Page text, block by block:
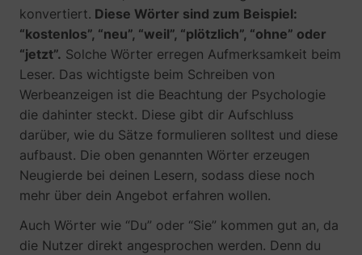
1/i/adsct [x2]
i/adsct [x2] Twitter Inc.
konvertiert. Diese Wörter sind zum Beispiel:
“kostenlos”, “neu”, “weil”, “plötzlich”, “ohne” oder
“jetzt”. Solche Wörter erregen Aufmerksamkeit beim
Leser. Das wichtigste beim Schreiben von
Werbeanzeigen ist die Beachtung der Psychologie
die dahinter steckt. Diese gibt dir Aufschluss
darüber, wie du Sätze formulieren solltest und diese
aufbaust. Die oben genannten Wörter erzeugen
Neugierde bei deinen Lesern, sodass diese noch
mehr über dein Angebot erfahren wollen.
Auch Wörter wie “Du” oder “Sie” kommen gut an, da
die Nutzer direkt angesprochen werden. Denn du